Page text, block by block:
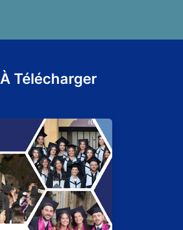
À Télécharger